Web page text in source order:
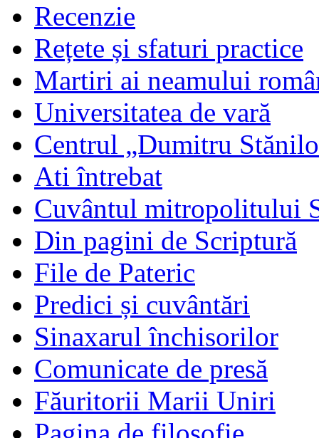
Recenzie
Rețete și sfaturi practice
Martiri ai neamului
Universitatea de vară
Centrul „Dumitru
Ati întrebat
Cuvântul mitropolitului
Din pagini de Scriptură
File de Pateric
Predici și cuvântări
Sinaxarul închisorilor
Comunicate de presă
Făuritorii Marii Uniri